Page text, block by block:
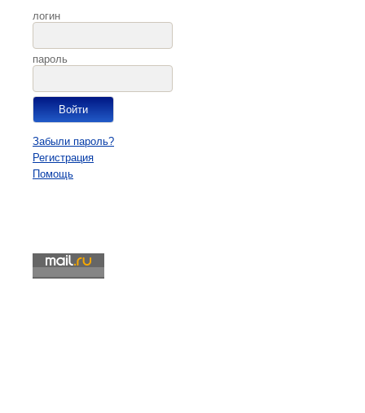
логин
пароль
Забыли пароль?
Регистрация
Помощь